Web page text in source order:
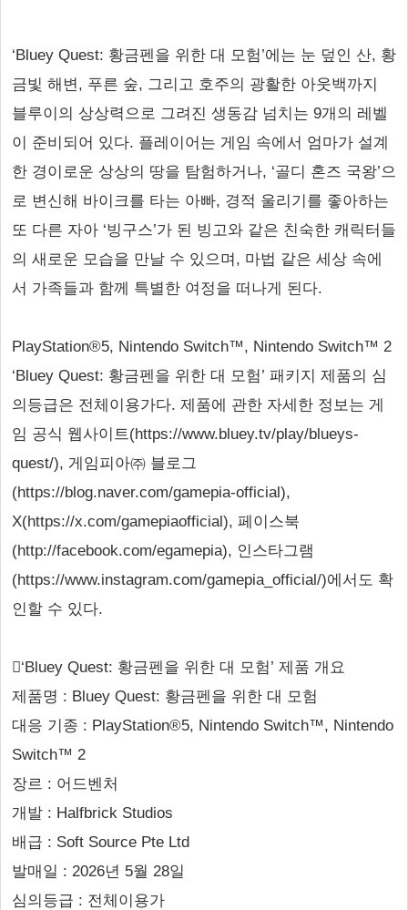
‘Bluey Quest: 황금펜을 위한 대 모험’에는 눈 덮인 산, 황
금빛 해변, 푸른 숲, 그리고 호주의 광활한 아웃백까지
블루이의 상상력으로 그려진 생동감 넘치는 9개의 레벨
이 준비되어 있다. 플레이어는 게임 속에서 엄마가 설계
한 경이로운 상상의 땅을 탐험하거나, ‘골디 혼즈 국왕’으
로 변신해 바이크를 타는 아빠, 경적 울리기를 좋아하는
또 다른 자아 ‘빙구스’가 된 빙고와 같은 친숙한 캐릭터들
의 새로운 모습을 만날 수 있으며, 마법 같은 세상 속에
서 가족들과 함께 특별한 여정을 떠나게 된다.
PlayStation®5, Nintendo Switch™, Nintendo Switch™ 2
‘Bluey Quest: 황금펜을 위한 대 모험’ 패키지 제품의 심
의등급은 전체이용가다. 제품에 관한 자세한 정보는 게
임 공식 웹사이트(https://www.bluey.tv/play/blueys-
quest/), 게임피아㈜ 블로그
(https://blog.naver.com/gamepia-official),
X(https://x.com/gamepiaofficial), 페이스북
(http://facebook.com/egamepia), 인스타그램
(https://www.instagram.com/gamepia_official/)에서도 확
인할 수 있다.
‘Bluey Quest: 황금펜을 위한 대 모험’ 제품 개요
제품명 : Bluey Quest: 황금펜을 위한 대 모험
대응 기종 : PlayStation®5, Nintendo Switch™, Nintendo
Switch™ 2
장르 : 어드벤처
개발 : Halfbrick Studios
배급 : Soft Source Pte Ltd
발매일 : 2026년 5월 28일
심의등급 : 전체이용가